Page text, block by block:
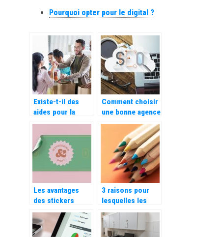
Pourquoi opter pour le digital ?
Existe-t-il des
aides pour la
gestion d’une
association ?
Comment choisir
une bonne agence
SEO ?
Les avantages
des stickers
personnalisés
pour votre
entreprise
3 raisons pour
lesquelles les
livres de
coloriage pour
adultes sont